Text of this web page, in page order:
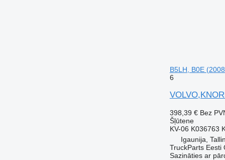
B5LH, B0E
6
398,39 € Bez
Šļūtene
KV-06 K036763
Igaunija,
TruckParts Eesti
Sazināties ar